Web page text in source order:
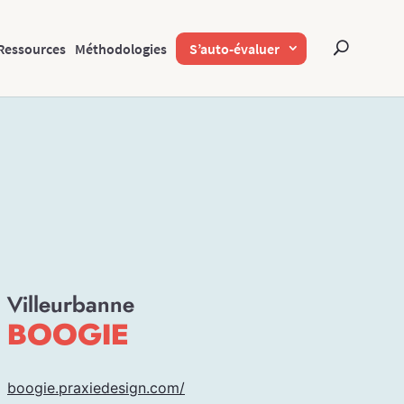
Méthodologies S’auto-évaluer
Villeurbanne
BOOGIE
boogie.praxiedesign.com/